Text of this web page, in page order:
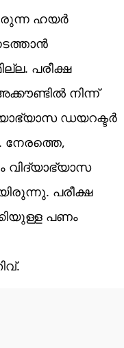
ഹയർ
പരീക്ഷ
നിന്ന്
ഡയറക്ടർ
നേരത്തെ,
വിദ്യാഭ്യാസ
പരീക്ഷ
പണം